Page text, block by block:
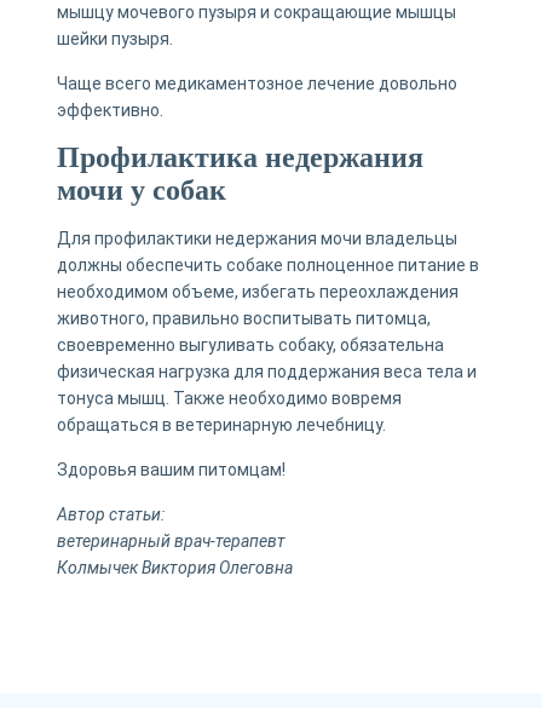
мышцу мочевого пузыря и сокращающие мышцы
шейки пузыря.
Чаще всего медикаментозное лечение довольно
эффективно.
Профилактика недержания
мочи у собак
Для профилактики недержания мочи владельцы
должны обеспечить собаке полноценное питание в
необходимом объеме, избегать переохлаждения
животного, правильно воспитывать питомца,
своевременно выгуливать собаку, обязательна
физическая нагрузка для поддержания веса тела и
тонуса мышц. Также необходимо вовремя
обращаться в ветеринарную лечебницу.
Здоровья вашим питомцам!
Автор статьи:
ветеринарный врач-терапевт
Колмычек Виктория Олеговна